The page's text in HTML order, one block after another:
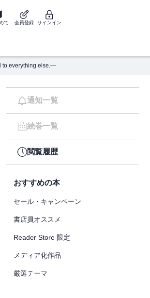
て 会員登録 サインイン
to everything else.―
通知一覧
続巻一覧
閲覧履歴
おすすめの本
セール・キャンペーン
書店員オススメ
Reader Store 限定
メディア化作品
厳選テーマ